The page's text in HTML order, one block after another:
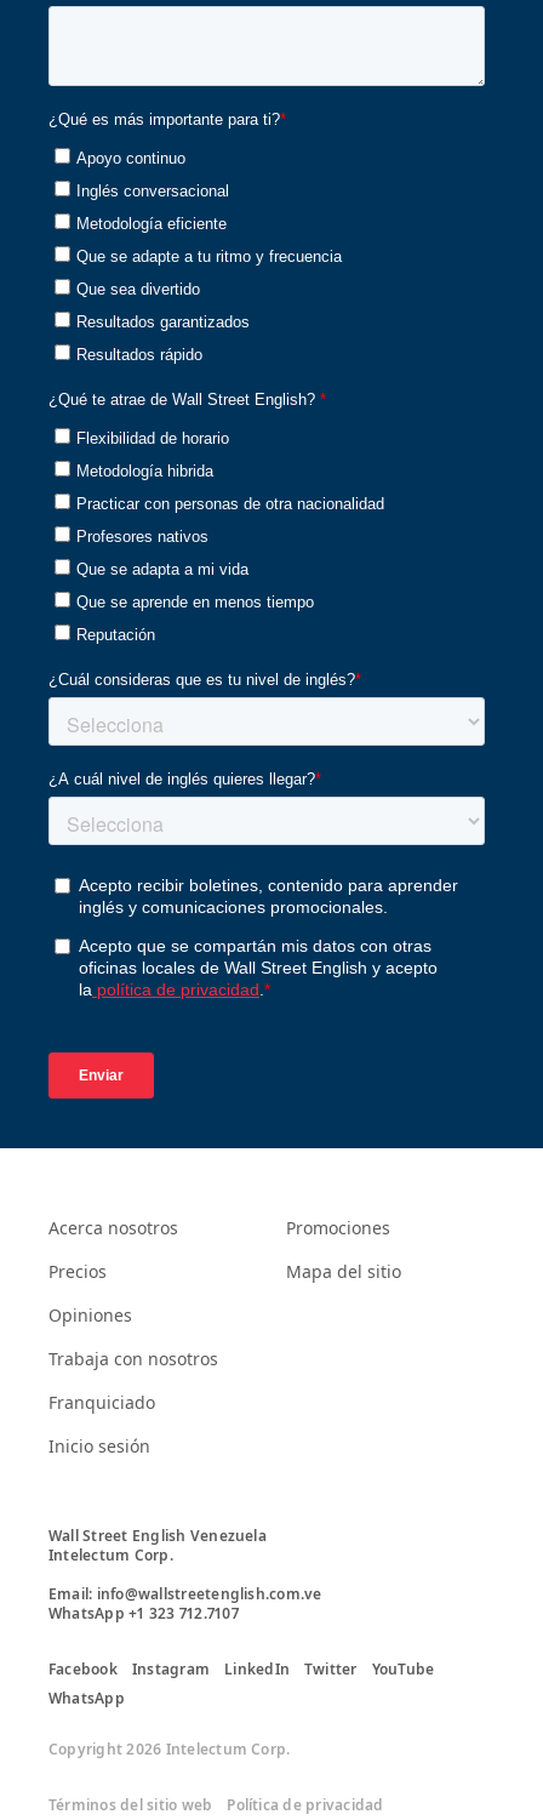
Acerca nosotros
Precios
Opiniones
Trabaja con nosotros
Franquiciado
Inicio sesión
Promociones
Mapa del sitio
Wall Street English Venezuela
Intelectum Corp.
Email: info@wallstreetenglish.com.ve
WhatsApp +1 323 712.7107
Facebook Instagram LinkedIn Twitter
YouTube
WhatsApp
Copyright 2026 Intelectum Corp.
Términos del sitio web Política de privacidad